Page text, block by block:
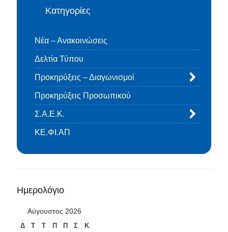
Κατηγορίες
Νέα – Ανακοινώσεις
Δελτία Τύπου
Προκηρύξεις – Διαγωνισμοί
Προκηρύξεις Προσωπικού
Σ.Α.Ε.Κ.
ΚΕ.ΦΙ.ΑΠ
Ημερολόγιο
Αύγουστος 2026
Δ Τ Τ Π Π Σ
Κ